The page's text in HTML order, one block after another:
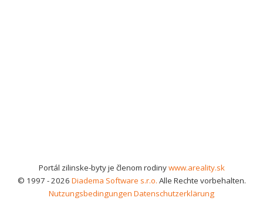
Portál zilinske-byty je členom rodinywww.areality.sk
© 1997 - 2026 Diadema Software s.r.o. Alle Rechte vorbehalten.
Nutzungsbedingungen Datenschutzerklärung